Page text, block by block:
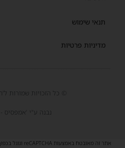
תנאי שימוש
מדיניות פרטיות
© כל הזכויות שמורות
נבנה ע"י 'אמפסיס
אתר זה מאובטח באמצעות reCAPTCHA וגוגל בכפוף